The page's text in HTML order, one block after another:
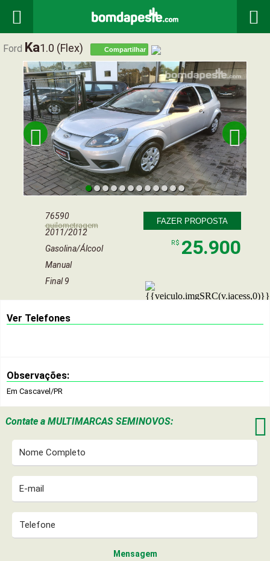
 
Ford Ka1.0 (flex) Compartilhar
 
76590
quilometragem
2011/2012
Gasolina/Álcool
Manual
Final 9
FAZER PROPOSTA
R$ 25.900
Ver Telefones
Observações:
Em Cascavel/PR
Contate a MULTIMARCAS SEMINOVOS: 
Mensagem